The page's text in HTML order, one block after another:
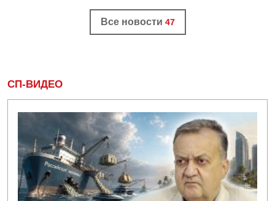
Все новости 47
СП-ВИДЕО